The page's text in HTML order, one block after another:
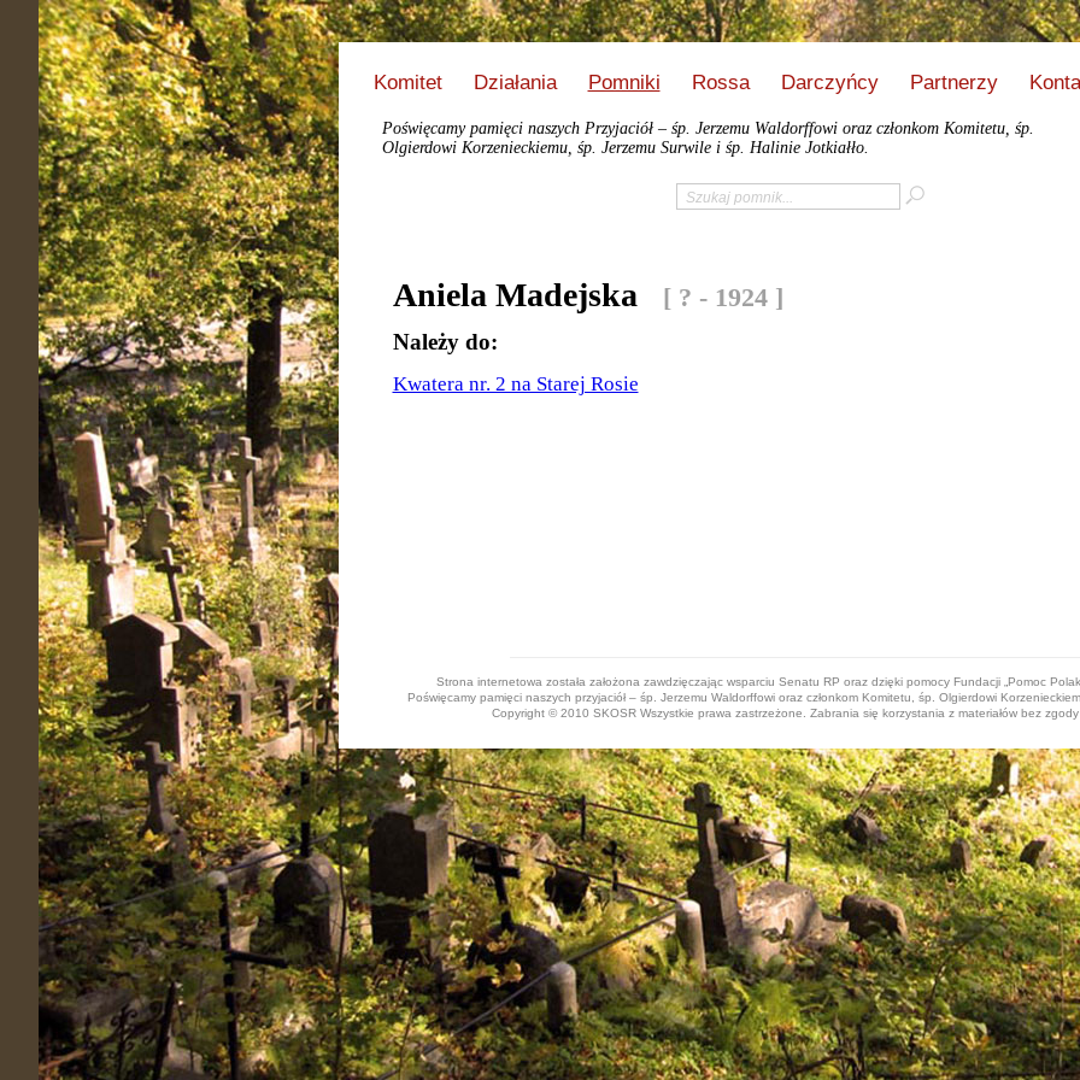
Komitet Działania Pomniki Rossa Darczyńcy Partnerzy
Poświęcamy pamięci naszych Przyjaciół – śp. Jerzemu Waldorffowi oraz członkom Komitetu, śp.
Olgierdowi Korzenieckiemu, śp. Jerzemu Surwile i śp. Halinie Jotkiałło.
Aniela Madejska [ ? - 1924 ]
Należy do:
Kwatera nr. 2 na Starej Rosie
Strona internetowa została założona zawdzięczając wsparciu Senatu RP oraz dzięki pomocy Fundacji „Pomoc
Poświęcamy pamięci naszych przyjaciół – śp. Jerzemu Waldorffowi oraz członkom Komitetu, śp. Olgierdowi
Copyright © 2010 SKOSR Wszystkie prawa zastrzeżone. Zabrania się korzystania z materiałów bez